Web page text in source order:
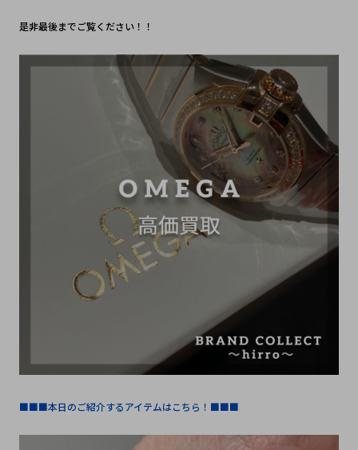
是非最後までご覧ください！！
■■■本日のご紹介するアイテムはこちら！■■■